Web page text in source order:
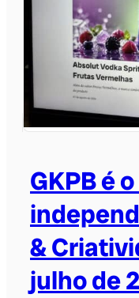
GKPB é
&
julho de